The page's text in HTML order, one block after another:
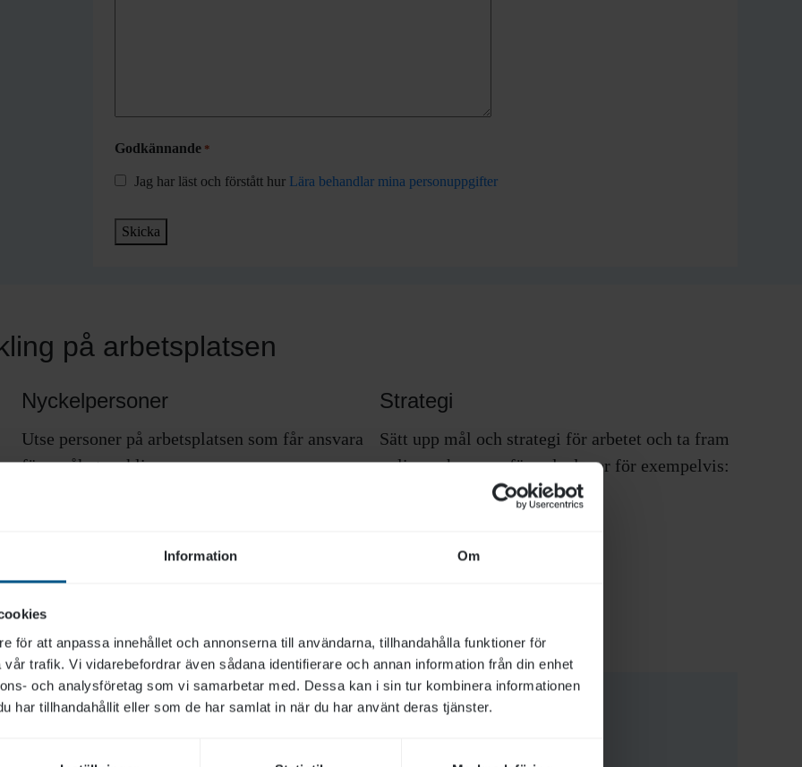
Information Om
för att anpassa innehållet och annonserna till användarna, tillhandahålla funktioner för
trafik. Vi vidarebefordrar även sådana identifierare och annan information från din enhet
och analysföretag som vi samarbetar med. Dessa kan i sin tur kombinera informationen
har tillhandahållit eller som de har samlat in när du har använt deras tjänster.
Godkännande *
Jag har läst och förstått hur Lära behandlar mina personuppgifter
Skicka
på arbetsplatsen
Nyckelpersoner
Utse personer på arbetsplatsen som får ansvara
för språkutvecklingen.
Strategi
Sätt upp mål och strategi för arbetet och ta fram
policy och genomförandeplaner för exempelvis: